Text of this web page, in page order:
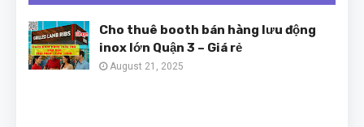
Cho thuê booth bán hàng lưu động
inox lớn Quận 3 – Giá rẻ
August 21, 2025